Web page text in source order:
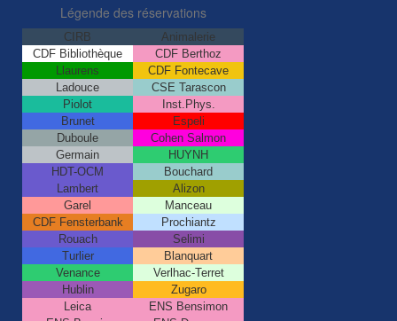
Légende des réservations
CIRB
Animalerie
CDF Bibliothèque
CDF Berthoz
Llaurens
CDF Fontecave
Ladouce
CSE Tarascon
Piolot
Inst.Phys.
Brunet
Espeli
Duboule
Cohen Salmon
Germain
HUYNH
HDT-OCM
Bouchard
Lambert
Alizon
Garel
Manceau
CDF Fensterbank
Prochiantz
Rouach
Selimi
Turlier
Blanquart
Venance
Verlhac-Terret
Hublin
Zugaro
Leica
ENS Bensimon